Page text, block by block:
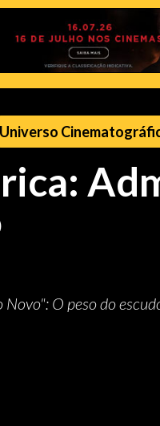
Universo
O peso do